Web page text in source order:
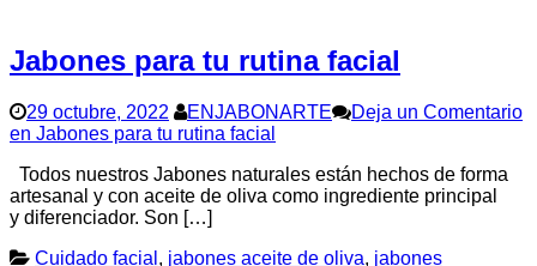
Jabones para tu rutina facial
29 octubre, 2022 ENJABONARTE
Deja un Comentario
en Jabones para tu rutina facial
Todos nuestros Jabones naturales están hechos de forma
artesanal y con aceite de oliva como ingrediente principal
y diferenciador. Son […]
Cuidado facial , jabones aceite de oliva, jabones